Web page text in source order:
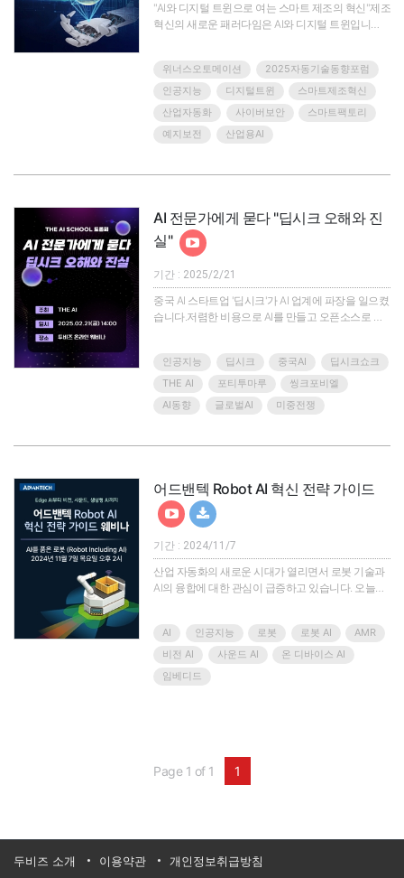
"AI와 디지털 트윈으로 여는 스마트 제조의 혁신"제조
혁신의 새로운 패러다임은 AI와 디지털 트윈입니
서 만나 보실 수 있습니다.위너스오토메이션이 주최
하는 이번 웨비나에서는 AI와 디지털 트윈 분야 최고
전문가의 기조연설과 함께, 글로벌 선도기업인
Rockwell Automation, Cisco, Rittal, Belden-ProSoft
가 참여해 스마트 제조 환경을 실현하기 위한 최신 AI
위너스오토메이션
2025자동기술동향포럼
인공지능
디지털트윈
스마트제조혁신
산업자동화
사이버보안
스마트팩토리
예지보전
산업용AI
AI 전문가에게 묻다 "딥시크 오해와 진
실"
기간 : 2025/2/21
중국 AI 스타트업 '딥시크'가 AI 업계에 파장을 일으켰
습니다.저렴한 비용으로 AI를 만들고 오픈소스로 공
하지 않다는 주장도 나오고 있습니다.실제로 일부 국
가와 기업에서는 정보 유출, 편향적인 답변 등을 사유
로 사용을 금지하기도 했습니다.그렇다면, 딥시크는
어떻게 저렴하게 개발됐을까요? 또 정말 사용하면 위
번 THE AI SCHOOL에서는 AI 학계와 기업 전문가를
인공지능 딥시크 중국AI
딥시크쇼크
THE AI
포티투마루
씽크포비엘
AI동향
글로벌AI 미중전쟁
어드밴텍 Robot AI 혁신 전략 가이드
기간 : 2024/11/7
산업 자동화의 새로운 시대가 열리면서 로봇 기술과
AI의 융합에 대한 관심이 급증하고 있습니다. 오늘날
류, 창고, 산업 안전 등 다양한 분야에서 AMR(자율 이
동 로봇)을 포함한 로봇이 활발히 활용되고 있습니다.
또한 기업들은 생산성과 효율성을 극대화하고, 운영
비용을 절감하기 위해 혁신적인 솔루션을 모색하고
AI 인공지능 로봇 로봇 AI
AMR
비전 AI
사운드 AI
온 디바이스 AI
임베디드
Page 1 of 1 1
두비즈 소개 이용약관 개인정보취급방침